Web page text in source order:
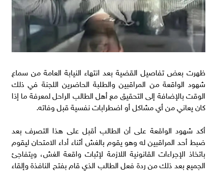
ظهرت بعض تفاصيل القضية بعد انتهاء النيابة العامة من سماع
شهود الواقعة من المراقبين والطلبة الحاضرين اللجنة في ذلك
الوقت بالإضافة إلى التحقيق مع أهل الطالب الراحل لمعرفة ما إذا
كان يعاني من أي مشاكل أو اضطرابات نفسية قبل وفاته.
أكد شهود الواقعة على أن الطالب أقبل على هذا التصرف بعد
ضبط أحد المراقبين له وهو يقوم بالغش أثناء أداء الامتحان ليقوم
باتخاذ الإجراءات القانونية اللازمة لإثبات واقعة الغش، ويتفاجئ
الجميع بعد ذلك من ردة فعل الطالب الذي قام بفتح النافذة وإلقاء